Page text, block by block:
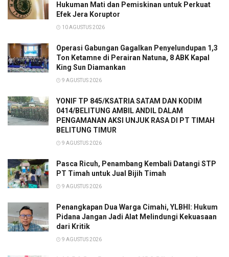
Hukuman Mati dan Pemiskinan untuk Perkuat
Efek Jera Koruptor
10 AGUSTUS 2026
Operasi Gabungan Gagalkan Penyelundupan 1,3
Ton Ketamne di Perairan Natuna, 8 ABK Kapal
King Sun Diamankan
9 AGUSTUS 2026
YONIF TP 845/KSATRIA SATAM DAN KODIM
0414/BELITUNG AMBIL ANDIL DALAM
PENGAMANAN AKSI UNJUK RASA DI PT TIMAH
BELITUNG TIMUR
9 AGUSTUS 2026
Pasca Ricuh, Penambang Kembali Datangi STP
PT Timah untuk Jual Bijih Timah
9 AGUSTUS 2026
Penangkapan Dua Warga Cimahi, YLBHI: Hukum
Pidana Jangan Jadi Alat Melindungi Kekuasaan
dari Kritik
9 AGUSTUS 2026